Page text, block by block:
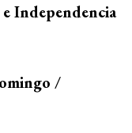
Independencia
/